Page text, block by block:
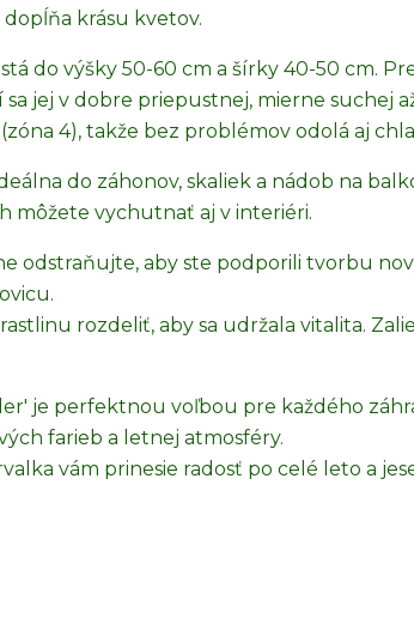
krásu kvetov.
do výšky 50-60 cm a šírky 40-50 cm.
jej v dobre priepustnej, mierne suchej
4), takže bez problémov odolá aj
do záhonov, skaliek a nádob na
môžete vychutnať aj v interiéri.
odstraňujte, aby ste podporili tvorbu
rozdeliť, aby sa udržala vitalita.
je perfektnou voľbou pre každého
farieb a letnej atmosféry.
vám prinesie radosť po celé leto a